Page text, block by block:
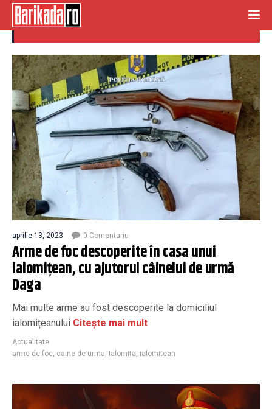
arme de foc
aprilie 13, 2023 0 Comentariu
Arme de foc descoperite în casa unui
ialomițean, cu ajutorul câinelui de urmă
Daga
Mai multe arme au fost descoperite la domiciliul
ialomițeanului Citește mai mult
Actualitate
arme de foc, caine de urma, Ialomita, ialomitean